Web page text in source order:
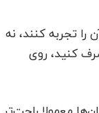
را تجربه کنند، نه
کنید، روی